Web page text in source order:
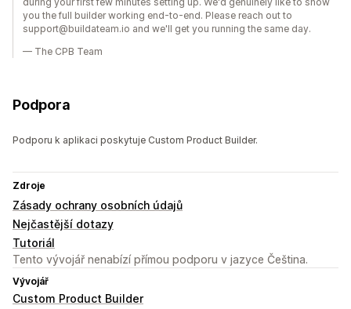
you the full builder working end-to-end. Please reach out to
support@buildateam.io and we'll get you running the same day.
— The CPB Team
Podpora
Podporu k aplikaci poskytuje Custom Product Builder.
Zdroje
Zásady ochrany osobních údajů
Nejčastější dotazy
Tutoriál
Tento vývojář nenabízí přímou podporu v jazyce Čeština.
Vývojář
Custom Product Builder